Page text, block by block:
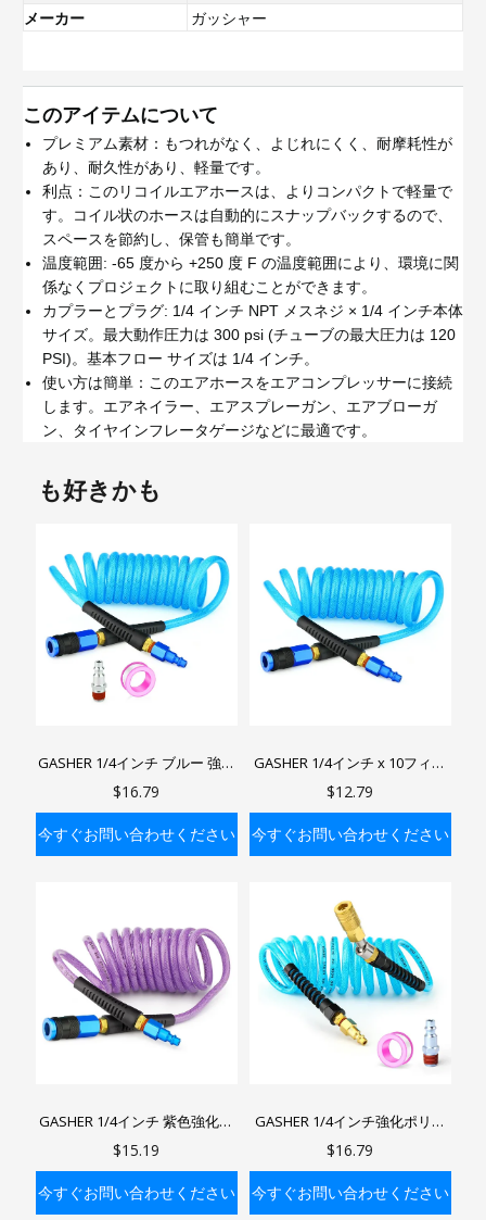
メーカー
ガッシャー
このアイテムについて
プレミアム素材：もつれがなく、よじれにくく、耐摩耗性が
あり、耐久性があり、軽量です。
利点：このリコイルエアホースは、よりコンパクトで軽量で
す。コイル状のホースは自動的にスナップバックするので、
スペースを節約し、保管も簡単です。
温度範囲: -65 度から +250 度 F の温度範囲により、環境に関
係なくプロジェクトに取り組むことができます。
カプラーとプラグ: 1/4 インチ NPT メスネジ × 1/4 インチ本体
サイズ。最大動作圧力は 300 psi (チューブの最大圧力は 120
PSI)。基本フロー サイズは 1/4 インチ。
使い方は簡単：このエアホースをエアコンプレッサーに接続
します。エアネイラー、エアスプレーガン、エアブローガ
ン、タイヤインフレータゲージなどに最適です。
も好きかも
GASHER 1/4インチ ブルー 強化
ポリウレタン エアホース（ベン
インチ AMT ユニバーサル エア
カプラ、エアコンプレッサー用
$16.79
今すぐお問い合わせください
GASHER 1/4インチ x 10フィー
ト/25フィート 強化ポリウレタ
リストリクター付き）、1/4イ
ンチ AMTユニバーサルエアカプ
$12.79
今すぐお問い合わせください
GASHER 1/4インチ 紫色強化ポ
リウレタンエアホース（ベンド
ンチ AMTユニバーサルエアカプ
ラー、エアコンプレッサー用
$15.19
今すぐお問い合わせください
GASHER 1/4インチ強化ポリウ
レタンリコイルエアホース（ベ
360°回転カップラー付きエアホ
ースキット、1/4インチ工業用
$16.79
今すぐお問い合わせください